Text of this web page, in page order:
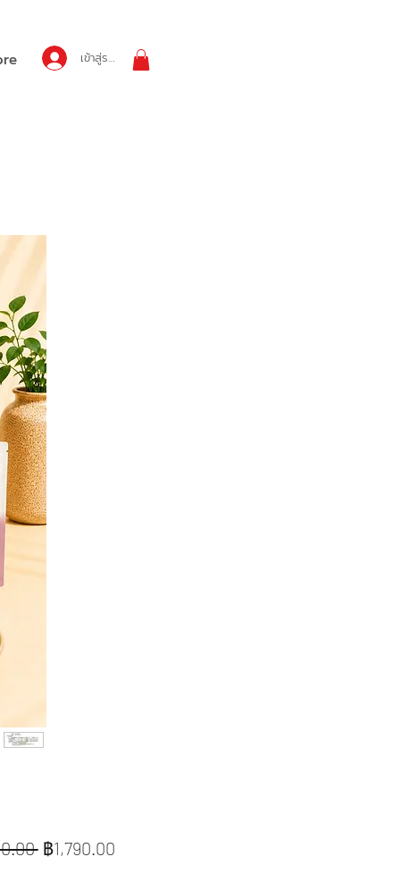
เข้าสู่ระบบ
ราคา
฿1,790.00ราคา